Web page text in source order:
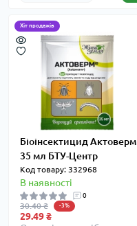
Хіт продажів
Біоінсектицид Актоверм
35 мл БТУ-Центр
Код товару: 332968
В наявності
0
30.40 ₴ -3%
29.49 ₴